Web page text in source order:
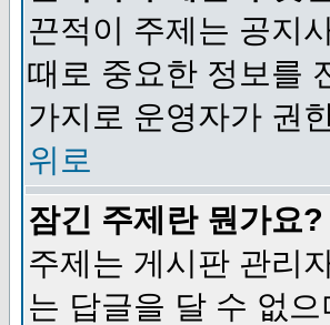
끈적이 주제는 공지
때로 중요한 정보를
가지로 운영자가 권
위로
잠긴 주제란 뭔가요?
주제는 게시판 관리
는 답글을 달 수 없